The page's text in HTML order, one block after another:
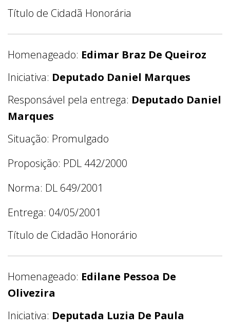
Título de Cidadã Honorária
Homenageado: Edimar Braz De Queiroz
Iniciativa: Deputado Daniel Marques
Responsável pela entrega: Deputado Daniel
Marques
Situação: Promulgado
Proposição: PDL 442/2000
Norma: DL 649/2001
Entrega: 04/05/2001
Título de Cidadão Honorário
Homenageado: Edilane Pessoa De
Olivezira
Iniciativa: Deputada Luzia De Paula